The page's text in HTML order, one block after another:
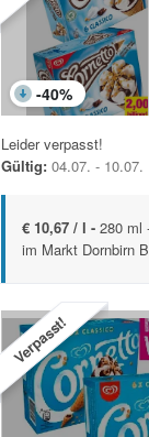
-40%
Leider verpasst!
Gültig: 04.07. - 10.07.
€ 10,67 / l - 280 ml
im Markt Dornbirn
Verpasst!